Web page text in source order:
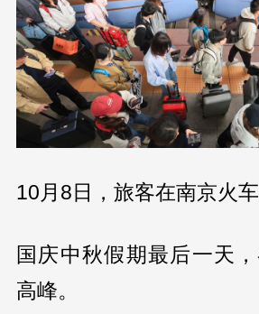
10月8日，旅客在南京火车
国庆中秋假期最后一天
高峰。